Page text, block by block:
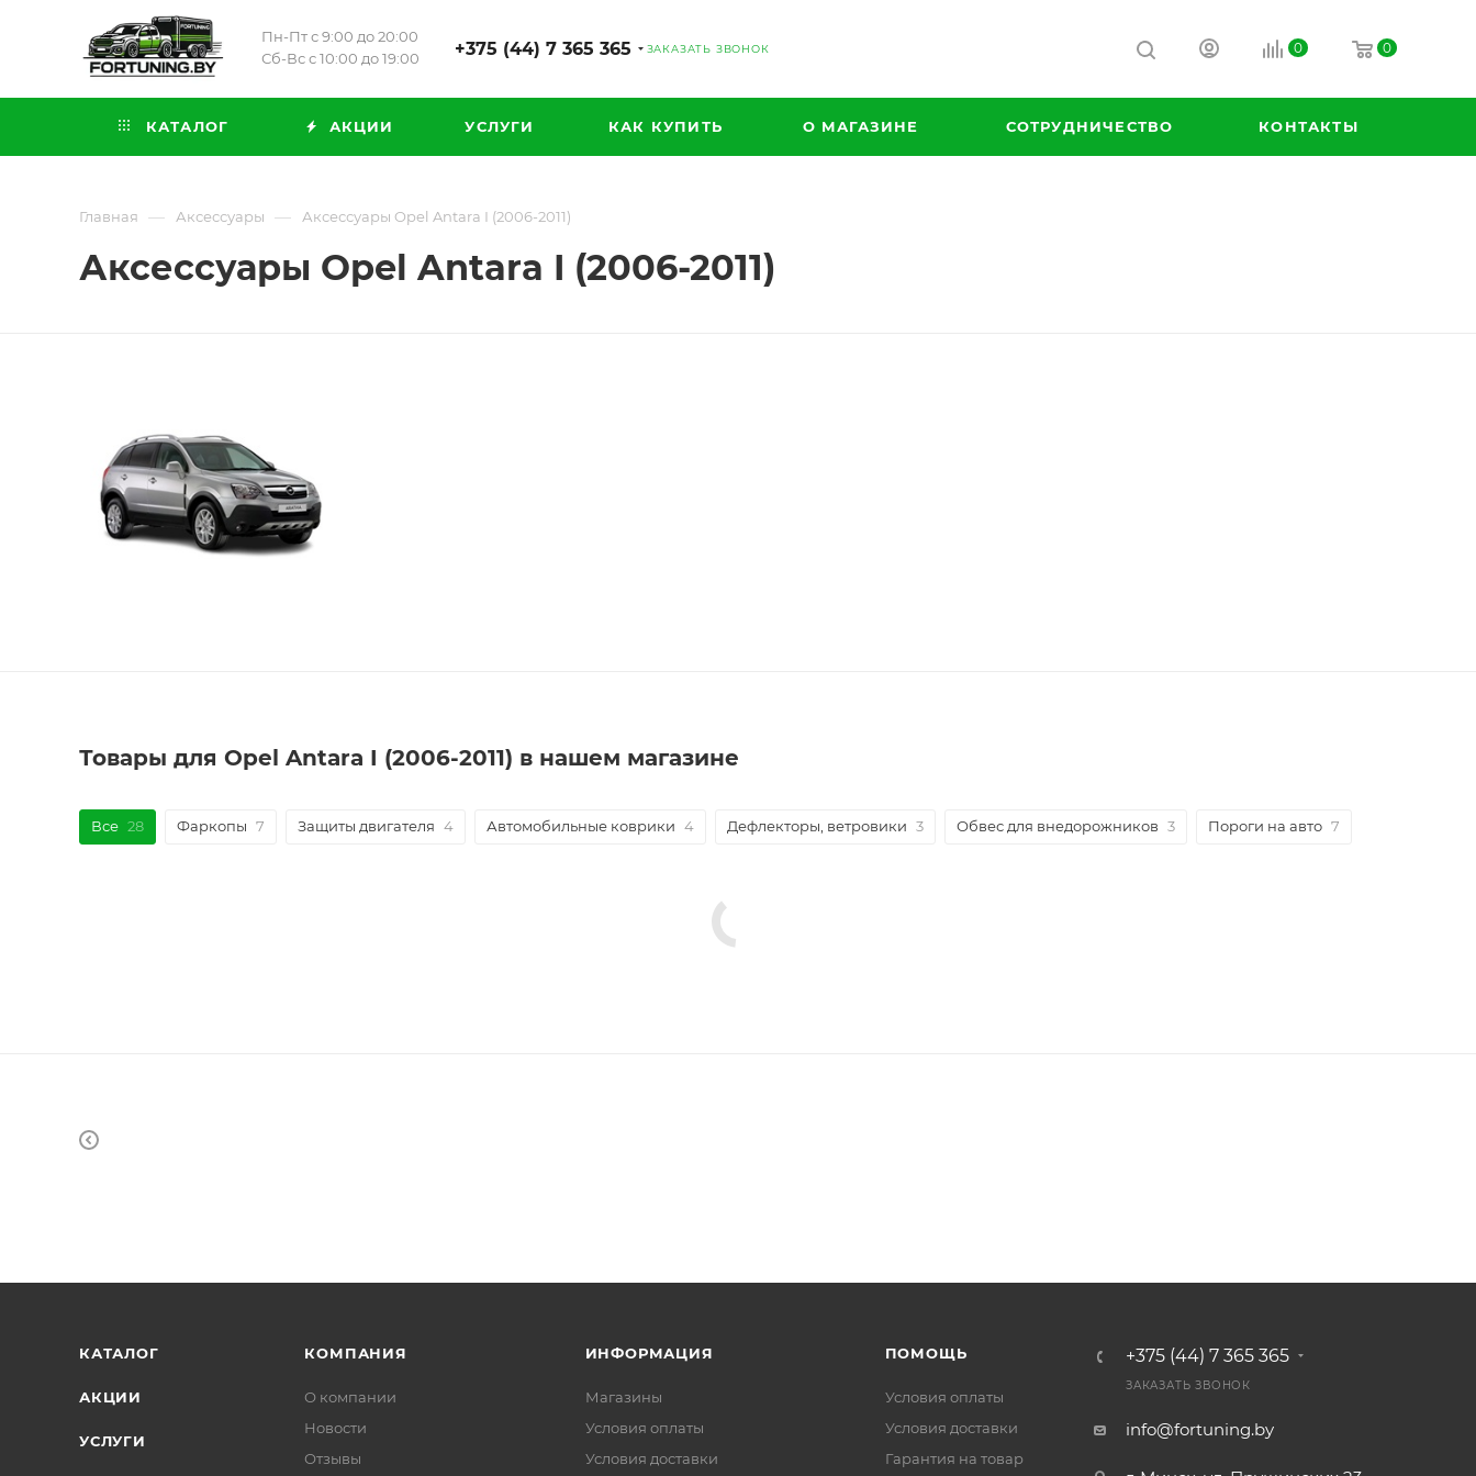
Пн-Пт с 9:00 до 20:00
Сб-Вс с 10:00 до 19:00
+375 (44) 7 365 365 ЗАКАЗАТЬ ЗВОНОК 0 0
КАТАЛОГ АКЦИИ УСЛУГИ КАК КУПИТЬ О МАГАЗИНЕ СОТРУДНИЧЕСТВО КОНТАКТЫ
Главная — Аксессуары — Аксессуары Opel Antara I (2006-2011)
Аксессуары Opel Antara I (2006-2011)
Товары для Opel Antara I (2006-2011) в нашем магазине
Все 28 Фаркопы 7 Защиты двигателя 4 Автомобильные коврики 4 Дефлекторы, ветровики 3 Обвес для внедорожников 3 Пороги на авто 7
КАТАЛОГ
АКЦИИ
УСЛУГИ
КОМПАНИЯ
О компании
Новости
Отзывы
ИНФОРМАЦИЯ
Магазины
Условия оплаты
Условия доставки
ПОМОЩЬ
Условия оплаты
Условия доставки
Гарантия на товар
+375 (44) 7 365 365
ЗАКАЗАТЬ ЗВОНОК
info@fortuning.by